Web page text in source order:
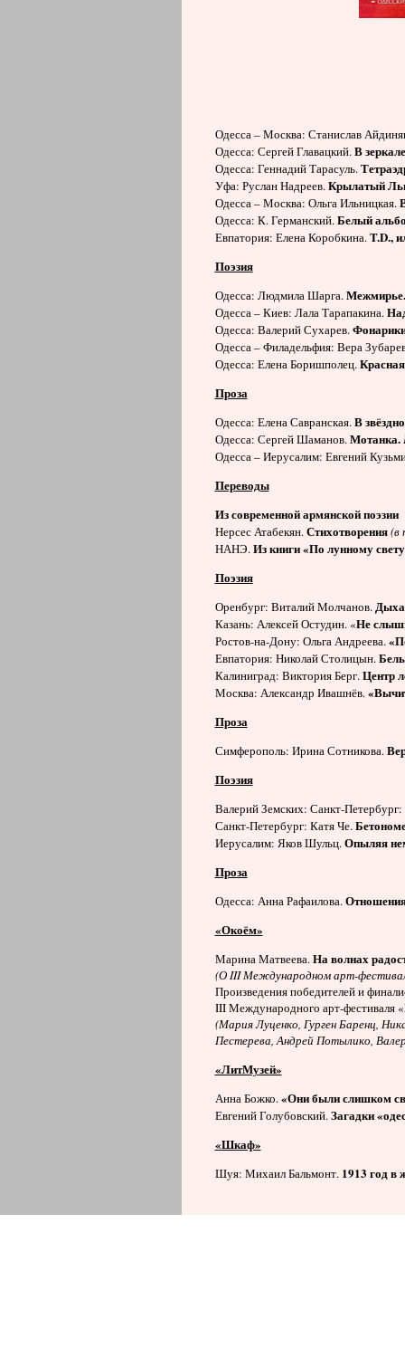
Одесса – Москва: Станислав
Одесса: Сергей Главацкий.В
Одесса: Геннадий Тарасуль.
Уфа: Руслан Надреев.Крылатый
Одесса – Москва: Ольга Ильницкая.
Одесса: К. Германский.Белый
Евпатория: Елена Коробкина.T.D.,
Поэзия
Одесса: Людмила Шарга.
Одесса – Киев: Лала Тарапакина.
Одесса: Валерий Сухарев.
Одесса – Филадельфия: Вера
Одесса: Елена Боришполец.
Проза
Одесса: Елена Савранская.В
Одесса: Сергей Шаманов.Мотанка.
Одесса – Иерусалим: Евгений
Переводы
Из современной армянской поэзии
Нерсес Атабекян.Стихотворения(в
НАНЭ.Из книги «По лунному
Поэзия
Оренбург: Виталий Молчанов.
Казань: Алексей Остудин. «Не
Ростов-на-Дону: Ольга Андреева.
Евпатория: Николай Столицын.
Калиниград: Виктория Берг.Центр
Москва: Александр Ивашнёв.
Проза
Симферополь: Ирина Сотникова.
Поэзия
Валерий Земских: Санкт-Петербург:
Санкт-Петербург: Катя Че.
Иерусалим: Яков Шульц.Опыляя
Проза
Одесса: Анна Рафаилова.
«Окоём»
Марина Матвеева.На волнах
(ОIIIМеждународном арт-
Произведения победителей и
III Международного арт-фестиваля
(Мария Луценко, Гурген Баренц,
Пестерева, Андрей Потылико,
«ЛитМузей»
Анна Божко.«Они были слишком
Евгений Голубовский.Загадки
«Шкаф»
Шуя: Михаил Бальмонт. 1913 год в